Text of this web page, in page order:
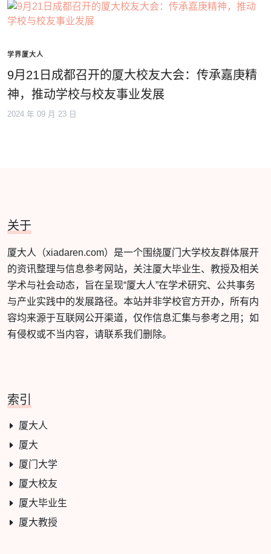
学界厦大人
9月21日成都召开的厦大校友大会：传承嘉庚精
神，推动学校与校友事业发展
2024 年 09 月 23 日
关于
厦大人（xiadaren.com）是一个围绕厦门大学校友群体展开
的资讯整理与信息参考网站，关注厦大毕业生、教授及相关
学术与社会动态，旨在呈现“厦大人”在学术研究、公共事务
与产业实践中的发展路径。本站并非学校官方开办，所有内
容均来源于互联网公开渠道，仅作信息汇集与参考之用；如
有侵权或不当内容，请联系我们删除。
索引
厦大人
厦大
厦门大学
厦大校友
厦大毕业生
厦大教授